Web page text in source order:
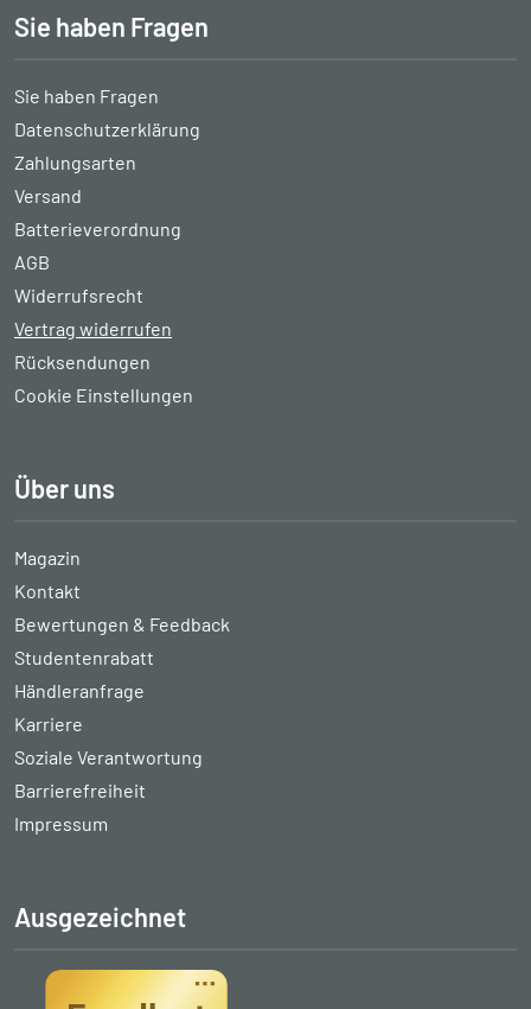
Sie haben Fragen
Sie haben Fragen
Datenschutzerklärung
Zahlungsarten
Versand
Batterieverordnung
AGB
Widerrufsrecht
Vertrag widerrufen
Rücksendungen
Cookie Einstellungen
Über uns
Magazin
Kontakt
Bewertungen & Feedback
Studentenrabatt
Händleranfrage
Karriere
Soziale Verantwortung
Barrierefreiheit
Impressum
Ausgezeichnet